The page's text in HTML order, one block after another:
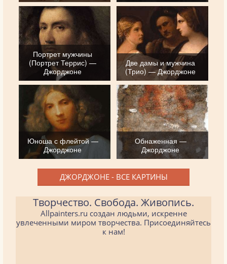
Портрет мужчины
(Портрет Террис) —
Джорджоне
Две дамы и мужчина
(Трио) — Джорджоне
Юноша с флейтой —
Джорджоне
Обнаженная —
Джорджоне
ДЖОРДЖОНЕ - ВСЕ КАРТИНЫ
Творчество. Свобода. Живопись.
Allpainters.ru создан людьми, искренне
увлеченными миром творчества. Присоединяйтесь
к нам!